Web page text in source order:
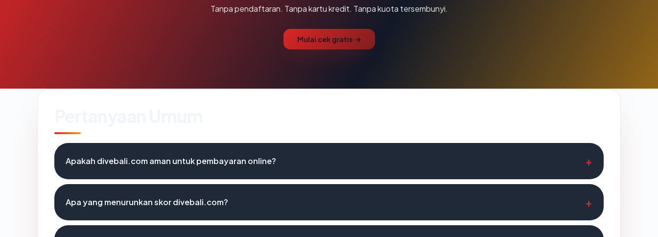
Tanpa pendaftaran. Tanpa kartu kredit. Tanpa kuota tersembunyi.
Mulai cek gratis →
Apakah divebali.com aman untuk pembayaran online?
Apa yang menurunkan skor divebali.com?